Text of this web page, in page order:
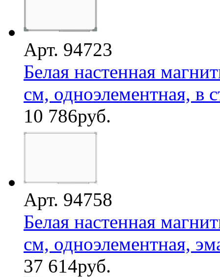
Арт. 94723
Белая настенная
см, одноэлементная, в
10 786руб.
Арт. 94758
Белая настенная
см, одноэлементная,
37 614руб.